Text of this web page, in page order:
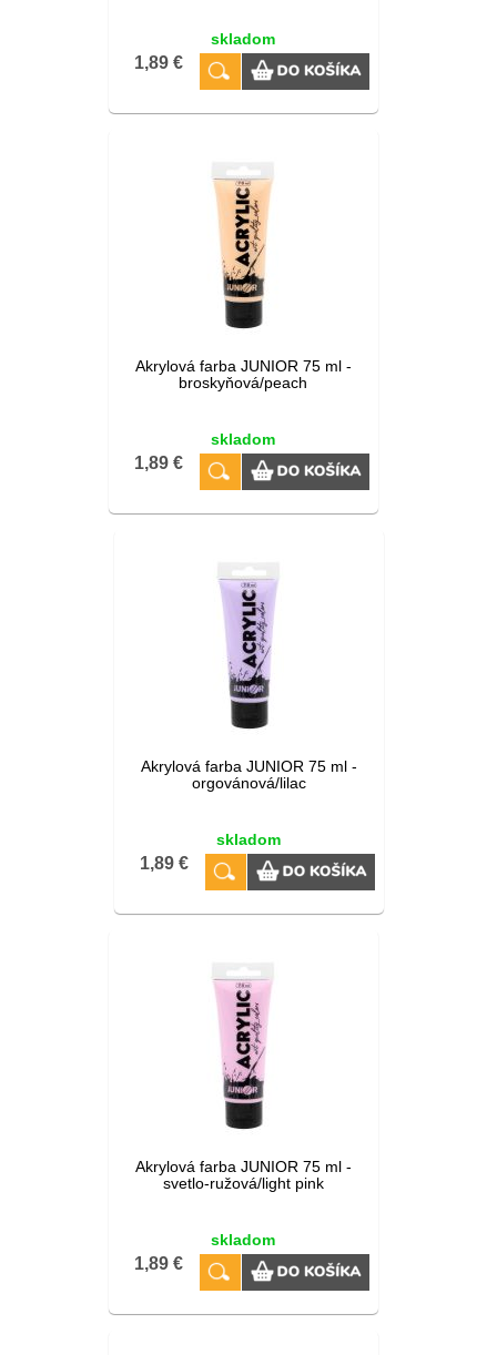
skladom
1,89 €
Akrylová farba JUNIOR 75 ml -
broskyňová/peach
skladom
1,89 €
Akrylová farba JUNIOR 75 ml -
orgovánová/lilac
skladom
1,89 €
Akrylová farba JUNIOR 75 ml -
svetlo-ružová/light pink
skladom
1,89 €